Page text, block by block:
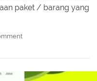
paket / barang yang